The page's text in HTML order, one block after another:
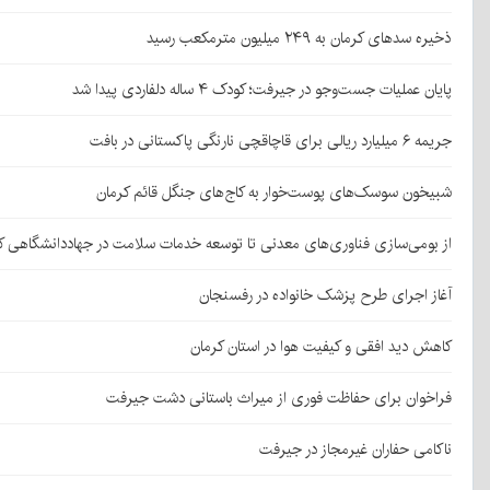
ذخیره سدهای کرمان به ۲۴۹ میلیون مترمکعب رسید
پایان عملیات جست‌وجو در جیرفت؛ کودک ۴ ساله دلفاردی پیدا شد
جریمه ۶ میلیارد ریالی برای قاچاقچی نارنگی پاکستانی در بافت
شبیخون سوسک‌های پوست‌خوار به کاج‌های جنگل قائم کرمان
از بومی‌سازی فناوری‌های معدنی تا توسعه خدمات سلامت در جهاددانشگاهی
آغاز اجرای طرح پزشک خانواده در رفسنجان
کاهش دید افقی و کیفیت هوا در استان کرمان
فراخوان برای حفاظت فوری از میراث باستانی دشت جیرفت
ناکامی حفاران غیرمجاز در جیرفت